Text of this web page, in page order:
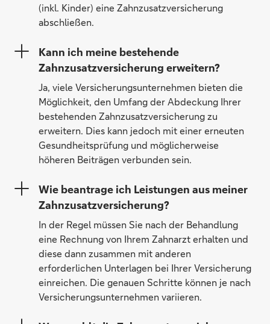
(inkl. Kinder) eine Zahnzusatzversicherung
abschließen.
Kann ich meine bestehende
Zahnzusatzversicherung erweitern?
Ja, viele Versicherungsunternehmen bieten die
Möglichkeit, den Umfang der Abdeckung Ihrer
bestehenden Zahnzusatzversicherung zu
erweitern. Dies kann jedoch mit einer erneuten
Gesundheitsprüfung und möglicherweise
höheren Beiträgen verbunden sein.
Wie beantrage ich Leistungen aus meiner
Zahnzusatzversicherung?
In der Regel müssen Sie nach der Behandlung
eine Rechnung von Ihrem Zahnarzt erhalten und
diese dann zusammen mit anderen
erforderlichen Unterlagen bei Ihrer Versicherung
einreichen. Die genauen Schritte können je nach
Versicherungsunternehmen variieren.